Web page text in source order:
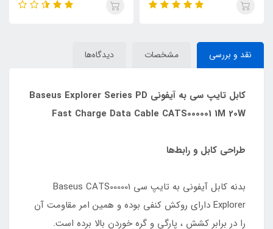
نقد و بررسی مشخصات دیدگاه‌ها
کابل تایپ سی به آیفونی Baseus Explorer Series PD
Fast Charge Data Cable CATS000001 1M 20W
طراحی کابل و رابط‌ها
بدنه کابل آیفونی به تایپ سی Baseus CATS000001
Explorer دارای روکش کنفی بوده و همین امر مقاومت آن
را در برابر کشش ، پارگی و گره خوردن بالا برده است.